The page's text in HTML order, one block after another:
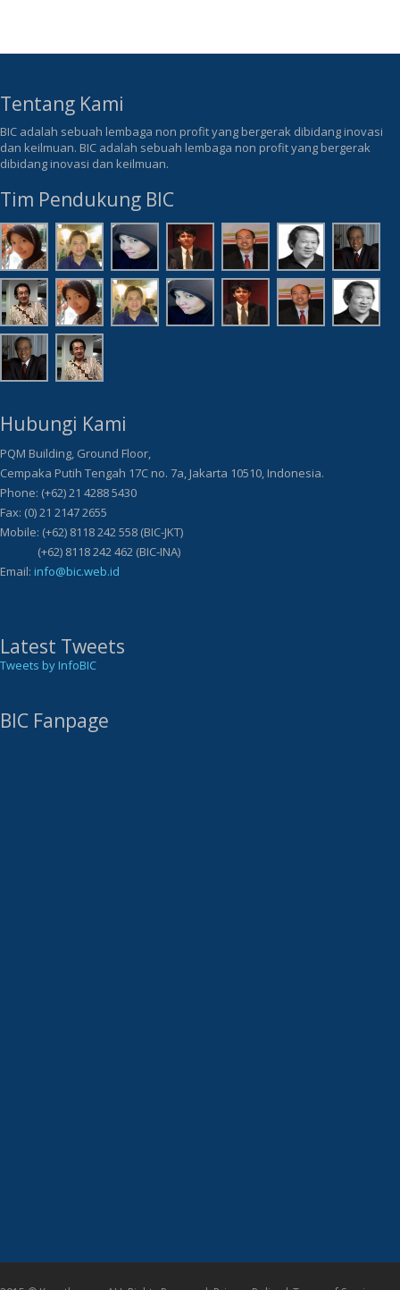
Tentang Kami
BIC adalah sebuah lembaga non profit yang bergerak dibidang inovasi
dan keilmuan. BIC adalah sebuah lembaga non profit yang bergerak
dibidang inovasi dan keilmuan.
Tim Pendukung BIC
Hubungi Kami
PQM Building, Ground Floor,
Cempaka Putih Tengah 17C no. 7a, Jakarta 10510, Indonesia.
Phone: (+62) 21 4288 5430
Fax: (0) 21 2147 2655
Mobile: (+62) 8118 242 558 (BIC-JKT)
(+62) 8118 242 462 (BIC-INA)
Email: info@bic.web.id
Latest Tweets
Tweets by InfoBIC
BIC Fanpage